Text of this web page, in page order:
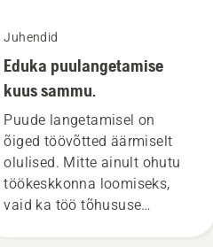
Juhendid
Eduka puulangetamise
kuus sammu.
Puude langetamisel on
õiged töövõtted äärmiselt
olulised. Mitte ainult ohutu
töökeskkonna loomiseks,
vaid ka töö tõhususe